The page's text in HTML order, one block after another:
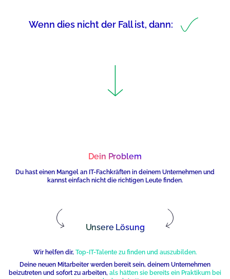
Wenn dies nicht der Fall ist, dann:
Dein Problem
Du hast einen Mangel an IT-Fachkräften in deinem Unternehmen und
kannst einfach nichtdie richtigen Leute finden.
Unsere Lösung
Wir helfen dir, Top-IT-Talente zu finden und auszubilden.
Deine neuen Mitarbeiter werden bereit sein, deinem Unternehmen
beizutreten und sofort zu arbeiten, als hätten sie bereits ein Praktikum bei